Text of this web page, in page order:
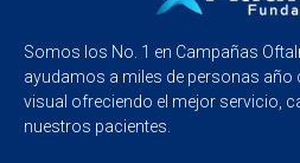
Somos los No. 1 en Campañas
ayudamos a miles de personas
visual ofreciendo el mejor servicio,
nuestros pacientes.